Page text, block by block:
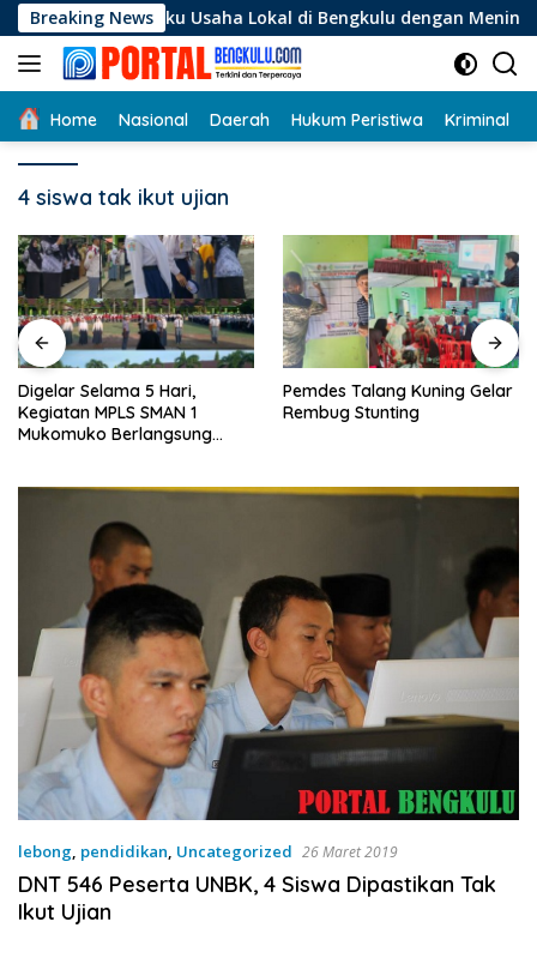
Langsung
ke
konten
Breaking News
Usaha Lokal di Bengkulu dengan Meningkatkan Ruang
Home Nasional Daerah Hukum Peristiwa Kriminal
4 siswa tak ikut ujian
Digelar Selama 5 Hari,
Kegiatan MPLS SMAN 1
Mukomuko Berlangsung
Pemdes Talang Kuning Gelar
Rembug Stunting
lebong, pendidikan, Uncategorized 26 Maret 2019
DNT 546 Peserta UNBK, 4 Siswa Dipastikan Tak
Ikut Ujian